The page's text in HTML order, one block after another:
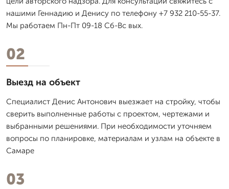
нашими Геннадию и Денису по телефону +7 932 210-55-37.
Мы работаем Пн-Пт 09-18 Сб-Вс вых.
02
Выезд на объект
Специалист Денис Антонович выезжает на стройку, чтобы
сверить выполненные работы с проектом, чертежами и
выбранными решениями. При необходимости уточняем
вопросы по планировке, материалам и узлам на объекте в
Самаре
03